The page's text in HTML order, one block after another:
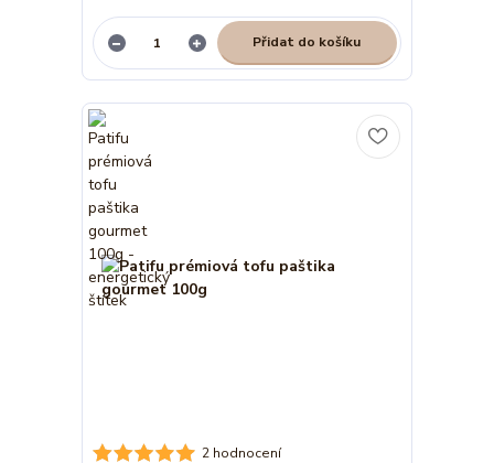
Přidat do košíku
2 hodnocení